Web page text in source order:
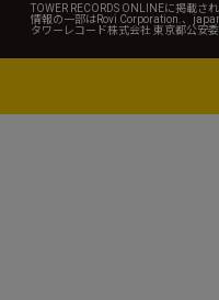
TOWER RECORDS ONLINEに掲載
情報の一部はRovi Corporation.、
タワーレコード株式会社 東京都公安